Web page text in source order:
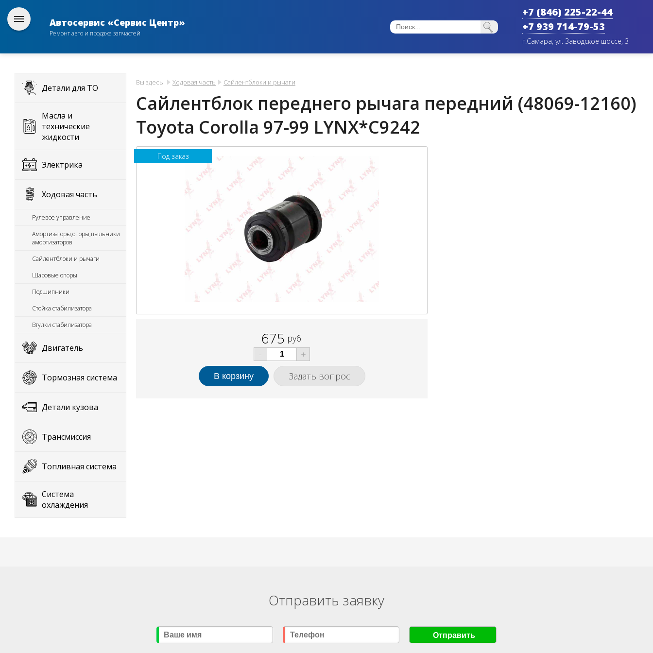
Автосервис «Сервис Центр»
Ремонт авто и продажа запчастей
+7 (846) 225-22-44
+7 939 714-79-53
г.Самара, ул. Заводское шоссе, 3
Детали для ТО
Масла и
технические
жидкости
Электрика
Ходовая часть
Рулевое управление
Амортизаторы,опоры,пыльники
амортизаторов
Сайлентблоки и рычаги
Шаровые опоры
Подшипники
Стойка стабилизатора
Втулки стабилизатора
Двигатель
Тормозная система
Детали кузова
Трансмиссия
Топливная система
Система
охлаждения
Вы здесь: Ходовая часть Сайлентблоки и рычаги
Сайлентблок переднего рычага передний (48069-12160)
Toyota Corolla 97-99 LYNX*C9242
Под заказ
675 руб.
-
+
Задать вопрос
Отправить заявку